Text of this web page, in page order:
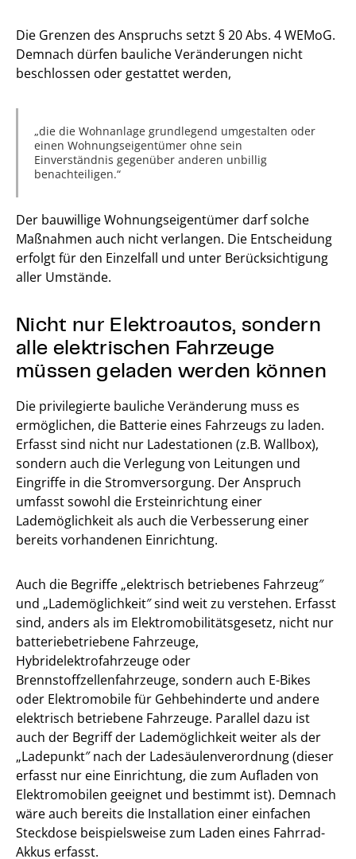
Die Grenzen des Anspruchs setzt § 20 Abs. 4 WEMoG.
Demnach dürfen bauliche Veränderungen nicht
beschlossen oder gestattet werden,
die die Wohnanlage grundlegend umgestalten oder
einen Wohnungseigentümer ohne sein
Einverständnis gegenüber anderen unbillig
benachteiligen.
Der bauwillige Wohnungseigentümer darf solche
Maßnahmen auch nicht verlangen. Die Entscheidung
erfolgt für den Einzelfall und unter Berücksichtigung
aller Umstände.
Nicht nur Elektroautos, sondern
alle elektrischen Fahrzeuge
müssen geladen werden können
Die privilegierte bauliche Veränderung muss es
ermöglichen, die Batterie eines Fahrzeugs zu laden.
Erfasst sind nicht nur Ladestationen (z.B. Wallbox),
sondern auch die Verlegung von Leitungen und
Eingriffe in die Stromversorgung. Der Anspruch
umfasst sowohl die Ersteinrichtung einer
Lademöglichkeit als auch die Verbesserung einer
bereits vorhandenen Einrichtung.
Auch die Begriffe „elektrisch betriebenes Fahrzeug″
und „Lademöglichkeit″ sind weit zu verstehen. Erfasst
sind, anders als im Elektromobilitätsgesetz, nicht nur
batteriebetriebene Fahrzeuge,
Hybridelektrofahrzeuge oder
Brennstoffzellenfahrzeuge, sondern auch E-Bikes
oder Elektromobile für Gehbehinderte und andere
elektrisch betriebene Fahrzeuge. Parallel dazu ist
auch der Begriff der Lademöglichkeit weiter als der
„Ladepunkt″ nach der Ladesäulenverordnung (dieser
erfasst nur eine Einrichtung, die zum Aufladen von
Elektromobilen geeignet und bestimmt ist). Demnach
wäre auch bereits die Installation einer einfachen
Steckdose beispielsweise zum Laden eines Fahrrad-
Akkus erfasst.